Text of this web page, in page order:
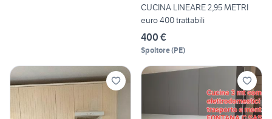
CUCINA LINEARE 2,95 METRI
euro 400 trattabili
400 €
Spoltore(PE)